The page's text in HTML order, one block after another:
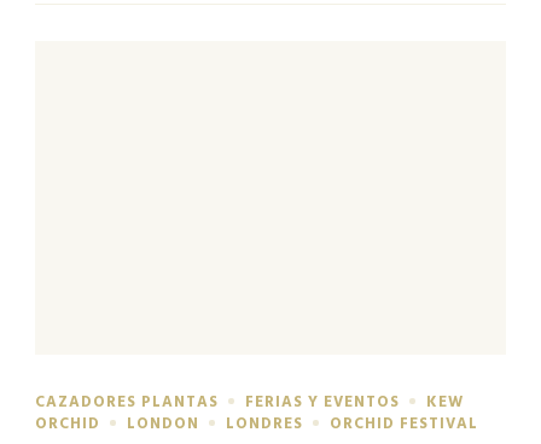
CAZADORES PLANTAS FERIAS Y EVENTOS
KEW
ORCHID
LONDON LONDRES ORCHID FESTIVAL